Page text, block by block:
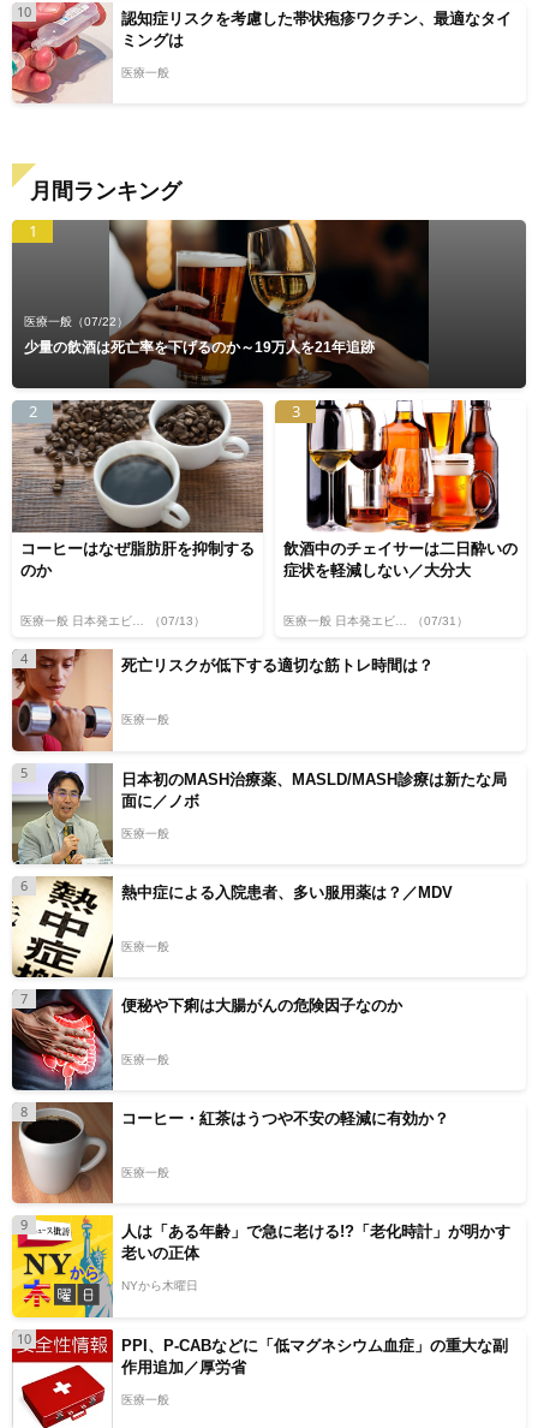
10
認知症リスクを考慮した帯状疱疹ワクチン、最適なタイ
ミングは
医療一般
月間ランキング
1
医療一般 （07/22）
少量の飲酒は死亡率を下げるのか～19万人を21年追跡
2
コーヒーはなぜ脂肪肝を抑制する
のか
医療一般 日本発エビデンス （07/13）
3
飲酒中のチェイサーは二日酔いの
症状を軽減しない／大分大
医療一般 日本発エビデンス （07/31）
4 死亡リスクが低下する適切な筋トレ時間は？
医療一般
5
日本初のMASH治療薬、MASLD/MASH診療は新たな局
面に／ノボ
医療一般
6 熱中症による入院患者、多い服用薬は？／MDV
医療一般
7 便秘や下痢は大腸がんの危険因子なのか
医療一般
8 コーヒー・紅茶はうつや不安の軽減に有効か？
医療一般
9
人は「ある年齢」で急に老ける!?「老化時計」が明かす
老いの正体
NYから木曜日
10
PPI、P-CABなどに「低マグネシウム血症」の重大な副
作用追加／厚労省
医療一般